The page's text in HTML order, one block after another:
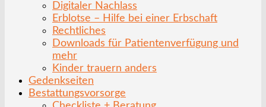
Digitaler Nachlass
Erblotse – Hilfe bei einer Erbschaft
Rechtliches
Downloads für Patientenverfügung und
mehr
Kinder trauern anders
Gedenkseiten
Bestattungsvorsorge